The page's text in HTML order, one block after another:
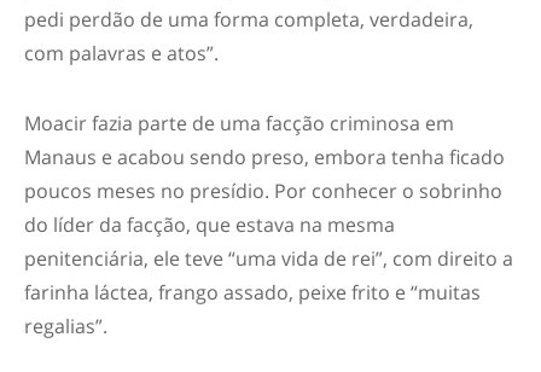
pedi perdão de uma forma completa, verdadeira,
com palavras e atos”.
Moacir fazia parte de uma facção criminosa em
Manaus e acabou sendo preso, embora tenha ficado
poucos meses no presídio. Por conhecer o sobrinho
do líder da facção, que estava na mesma
penitenciária, ele teve “uma vida de rei”, com direito a
farinha láctea, frango assado, peixe frito e “muitas
regalias”.